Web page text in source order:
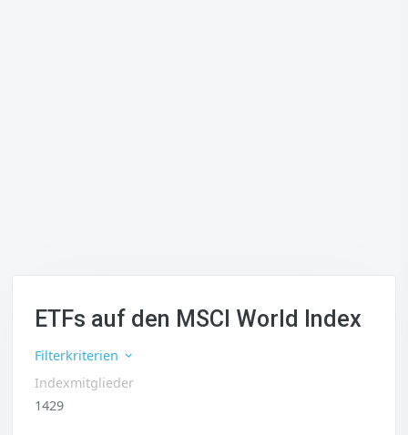
ETFs auf den MSCI World Index
Filterkriterien
Indexmitglieder
1429